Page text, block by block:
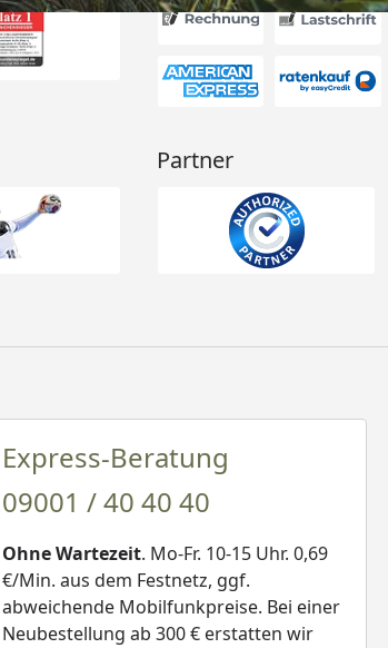
Partner
Express-Beratung
09001 / 40 40 40
Ohne Wartezeit. Mo-Fr. 10-15 Uhr. 0,69
€/Min. aus dem Festnetz, ggf.
abweichende Mobilfunkpreise. Bei einer
Neubestellung ab 300 € erstatten wir